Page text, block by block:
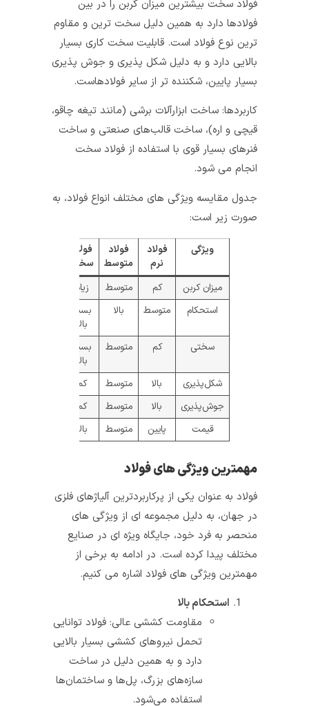
فولاد سخت بیشترین میزان کربن را در بین
فولادها دارد به همین دلیل سخت‌ ترین و مقاوم‌
ترین نوع فولاد است. قابلیت سخت‌ کاری بسیار
بالایی دارد و به دلیل شکل پذیری و جوش پذیری
بسیار پایین، شکننده تر از سایر فولادهاست.
کاربردها: ساخت ابزارآلات برشی (مانند تیغه چاقو،
قیچی و اره)، ساخت قالب‌های صنعتی و ساخت
فنرهای بسیار قوی با استفاده از فولاد سخت
انجام می شود.
جدول مقایسه ویژگی های مختلف انواع فولاد، به
صورت زیر است:
فولاد
فولاد
متوسط
فولاد
سخت
کم متوسط
زیاد
متوسط بالا
بسیار
کم متوسط
بسیار
بالا متوسط
کم
بالا متوسط
کم
پایین متوسط بالا
مهمترین ویژگی‌ های فولاد
فولاد به عنوان یکی از پرکاربردترین آلیاژهای فلزی
در جهان، به دلیل مجموعه ای از ویژگی‌ های
منحصر به فرد خود، جایگاه ویژه‌ ای در صنایع
مختلف پیدا کرده است. در ادامه به برخی از
مهمترین ویژگی‌ های فولاد اشاره می‌ کنیم.
استحکام بالا
مقاومت کششی عالی: فولاد توانایی
تحمل نیروهای کششی بسیار بالایی
دارد و به همین دلیل در ساخت
سازه‌های بزرگ، پل‌ها و ساختمان‌ها
استفاده می‌شود.